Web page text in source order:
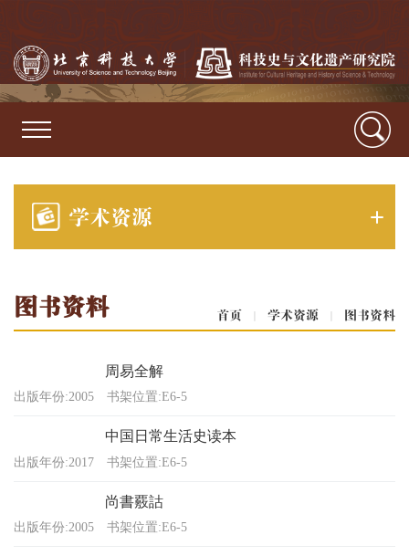
学术资源
首页 | 学术资源 | 图书资料
图书资料
周易全解
出版年份:2005 书架位置:E6-5
中国日常生活史读本
出版年份:2017 书架位置:E6-5
尚書覈詁
出版年份:2005 书架位置:E6-5